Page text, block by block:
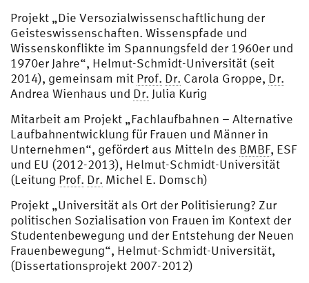
Projekt „Die Versozialwissenschaftlichung der
Geisteswissenschaften. Wissenspfade und
Wissenskonflikte im Spannungsfeld der 1960er und
1970er Jahre“, Helmut-Schmidt-Universität (seit
2014), gemeinsam mit Prof. Dr. Carola Groppe, Dr.
Andrea Wienhaus und Dr. Julia Kurig
Mitarbeit am Projekt „Fachlaufbahnen – Alternative
Laufbahnentwicklung für Frauen und Männer in
Unternehmen“, gefördert aus Mitteln des BMBF, ESF
und EU (2012-2013), Helmut-Schmidt-Universität
(Leitung Prof. Dr. Michel E. Domsch)
Projekt „Universität als Ort der Politisierung? Zur
politischen Sozialisation von Frauen im Kontext der
Studentenbewegung und der Entstehung der Neuen
Frauenbewegung“, Helmut-Schmidt-Universität,
(Dissertationsprojekt 2007-2012)